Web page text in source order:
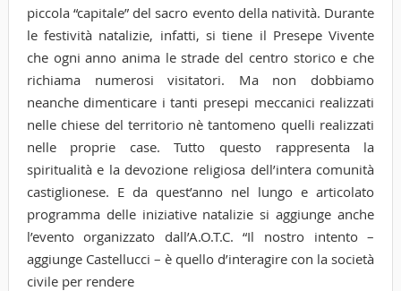
piccola “capitale” del sacro evento della natività. Durante
le festività natalizie, infatti, si tiene il Presepe Vivente
che ogni anno anima le strade del centro storico e che
richiama numerosi visitatori. Ma non dobbiamo
neanche dimenticare i tanti presepi meccanici realizzati
nelle chiese del territorio nè tantomeno quelli realizzati
nelle proprie case. Tutto questo rappresenta la
spiritualità e la devozione religiosa dell’intera comunità
castiglionese. E da quest’anno nel lungo e articolato
programma delle iniziative natalizie si aggiunge anche
l’evento organizzato dall’A.O.T.C. “Il nostro intento –
aggiunge Castellucci – è quello d’interagire con la società
civile per rendere